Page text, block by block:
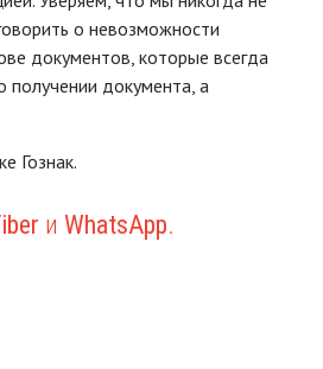
о невозможности
документов, которые всегда
документа, а
Гознак.
и WhatsApp.